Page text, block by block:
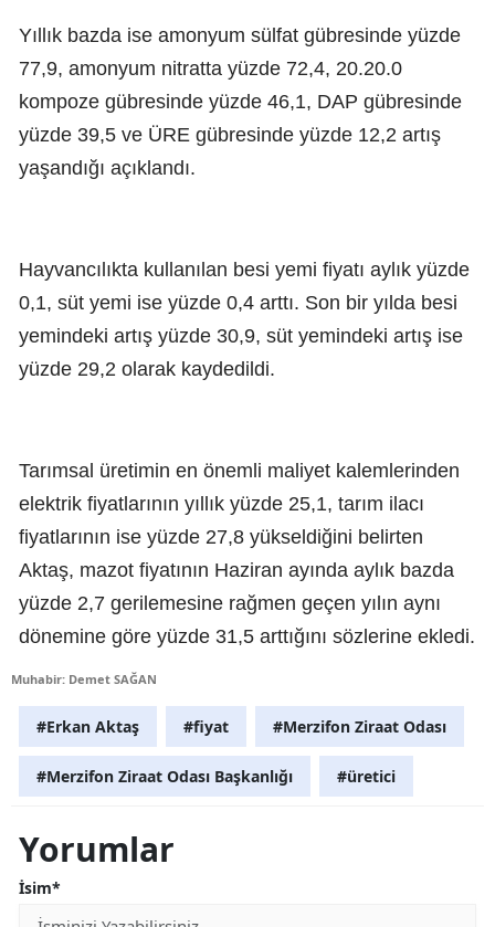
Yıllık bazda ise amonyum sülfat gübresinde yüzde
77,9, amonyum nitratta yüzde 72,4, 20.20.0
kompoze gübresinde yüzde 46,1, DAP gübresinde
yüzde 39,5 ve ÜRE gübresinde yüzde 12,2 artış
yaşandığı açıklandı.
Hayvancılıkta kullanılan besi yemi fiyatı aylık yüzde
0,1, süt yemi ise yüzde 0,4 arttı. Son bir yılda besi
yemindeki artış yüzde 30,9, süt yemindeki artış ise
yüzde 29,2 olarak kaydedildi.
Tarımsal üretimin en önemli maliyet kalemlerinden
elektrik fiyatlarının yıllık yüzde 25,1, tarım ilacı
fiyatlarının ise yüzde 27,8 yükseldiğini belirten
Aktaş, mazot fiyatının Haziran ayında aylık bazda
yüzde 2,7 gerilemesine rağmen geçen yılın aynı
dönemine göre yüzde 31,5 arttığını sözlerine ekledi.
Muhabir: Demet SAĞAN
#Erkan Aktaş #fiyat #Merzifon Ziraat Odası
#Merzifon Ziraat Odası Başkanlığı #üretici
Yorumlar
İsim*